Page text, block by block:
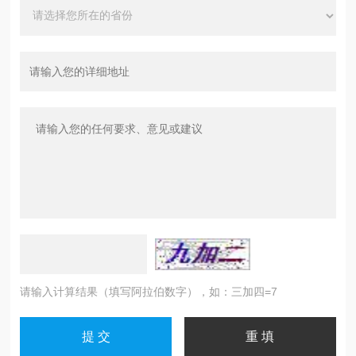
请输入计算结果（填写阿拉伯数字），如：三加四=7